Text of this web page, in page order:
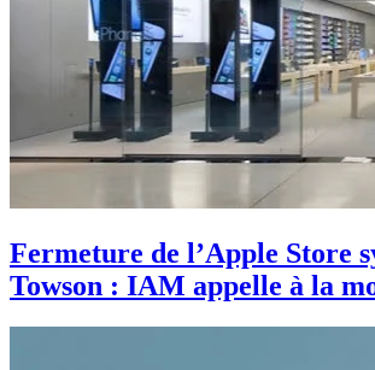
Fermeture de l’Apple Store
Towson : IAM appelle à la